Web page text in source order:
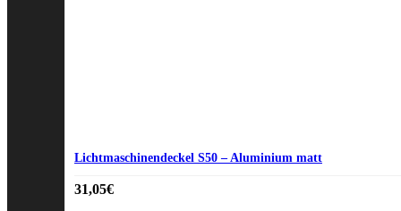
Lichtmaschinendeckel S50 – Aluminium matt
31,05€